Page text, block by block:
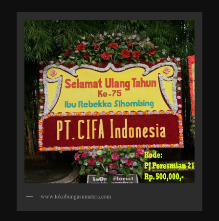
www.tokobungasumatera.com